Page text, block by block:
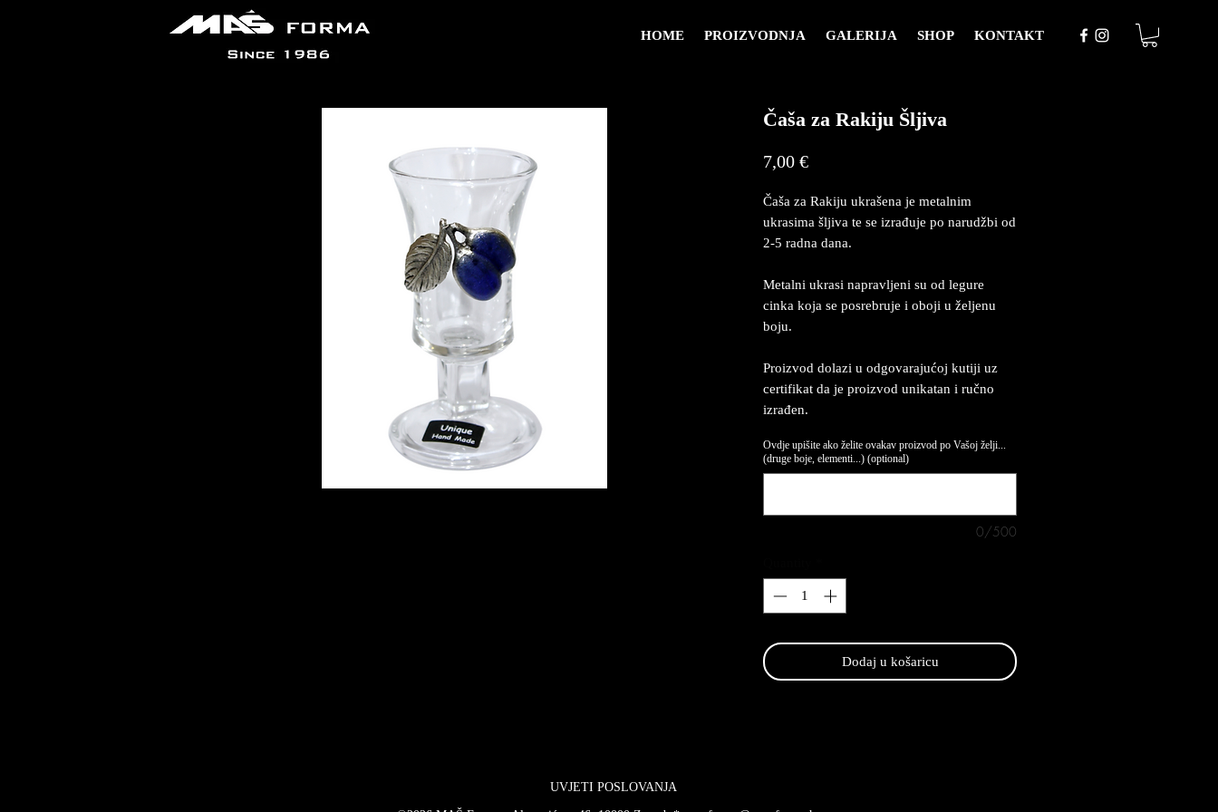
HOME PROIZVODNJA GALERIJA SHOP KONTAKT
Čaša za Rakiju Šljiva
7,00 €Price
Čaša za Rakiju ukrašena je metalnim
ukrasima šljiva te se izrađuje po narudžbi od
2-5 radna dana.
Metalni ukrasi napravljeni su od legure
cinka koja se posrebruje i oboji u željenu
boju.
Proizvod dolazi u odgovarajućoj kutiji uz
certifikat da je proizvod unikatan i ručno
izrađen.
Ovdje upišite ako želite ovakav proizvod po Vašoj želji...
(druge boje, elementi...) (optional)
0/500
Dodaj u košaricu
UVJETI POSLOVANJA